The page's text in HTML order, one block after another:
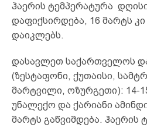
ჰაერის ტემპერატურა
დაფიქსირდება, 16 მარტს
დაიკლებს.
დასავლეთ საქართველოს
(ზესტაფონი, ქუთაისი,
მარტვილი, ოზურგეთი): 14-
უნალექო და ქარიანი
მარტს გაწვიმდება. ჰაერის